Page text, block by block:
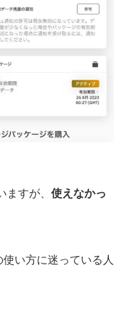
ますが、 使えなかっ
い方に迷っている人